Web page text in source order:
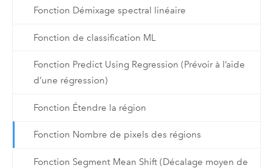
Fonction Démixage spectral linéaire
Fonction de classification ML
Fonction Predict Using Regression (Prévoir à l’aide
d’une régression)
Fonction Étendre la région
Fonction Nombre de pixels des régions
Fonction Segment Mean Shift (Décalage moyen de